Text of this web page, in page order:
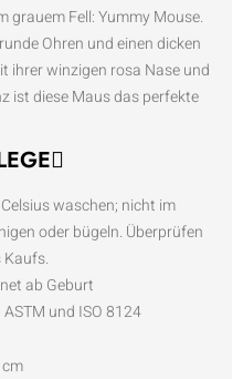
Fell: Yummy Mouse.
Ohren und einen dicken
ihrer winzigen rosa Nase und
ist diese Maus das perfekte
waschen; nicht im
oder bügeln. Überprüfen
Kaufs.
ab Geburt
und ISO 8124